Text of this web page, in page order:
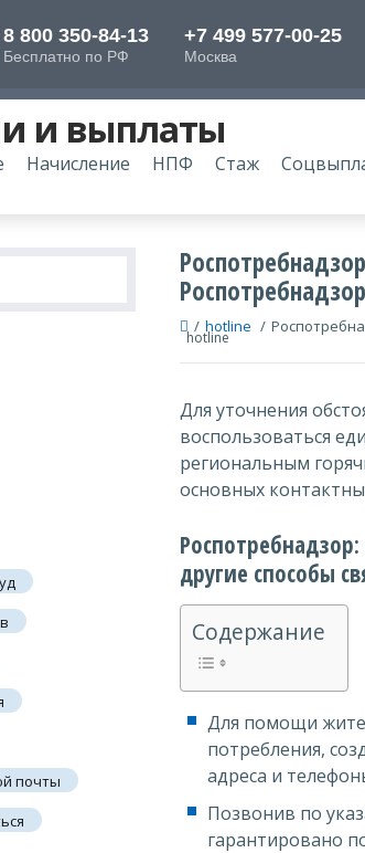
и выплаты
Начисление НПФ Стаж
/ hotline /
hotline
Для уточнения
воспользоваться
региональным
основных
другие способы
Содержание
Для помощи
потребления,
адреса и
Позвонив по
гарантировано
почты